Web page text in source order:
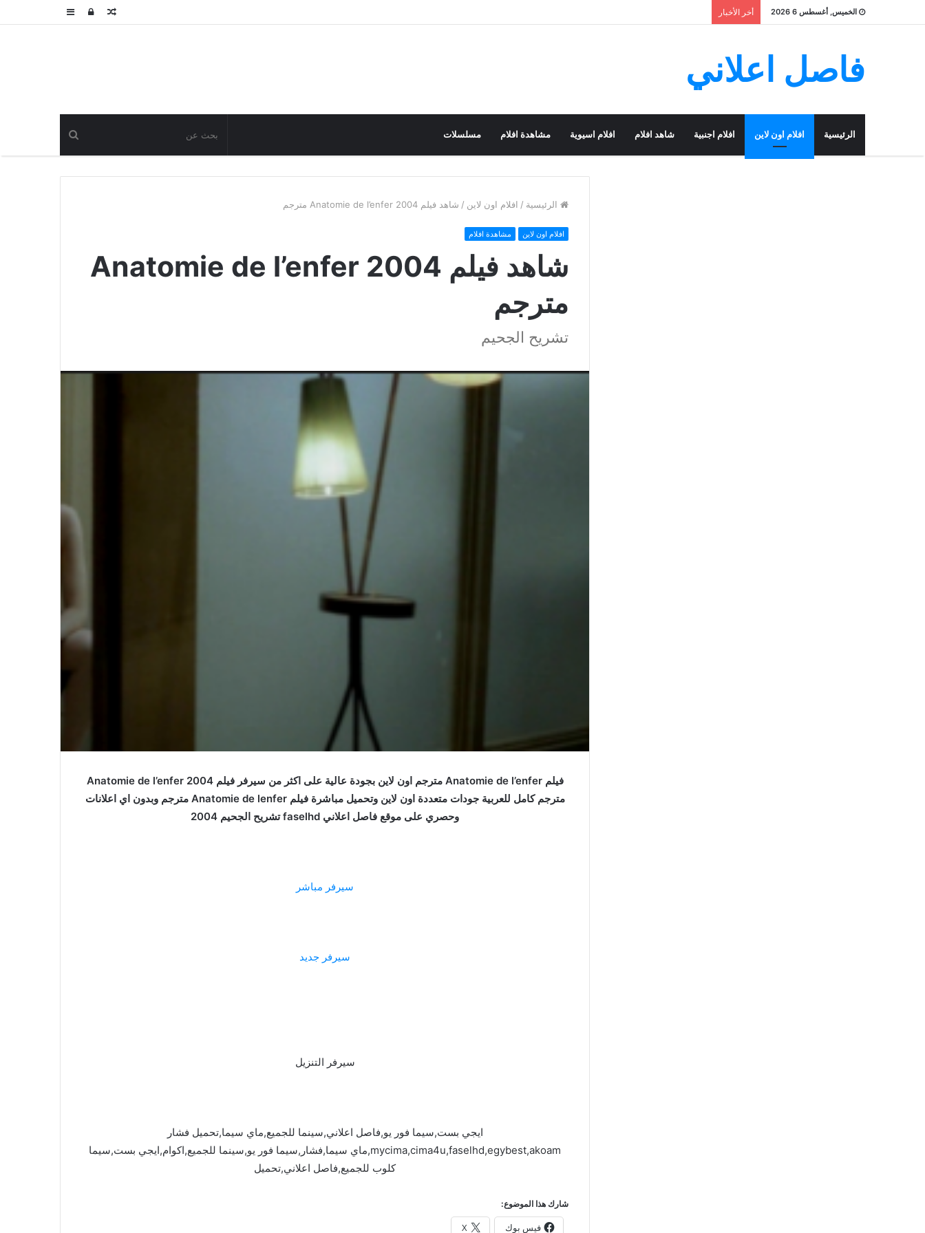
الخميس, أغسطس 6 2026 أخر الأخبار عمودتسجيلمقال
فاصل اعلاني
الرئيسية افلام اون لاين افلام اجنبية شاهد افلام افلام اسيوية مشاهدة افلام مسلسلات
الرئيسية / افلام اون لاين / شاهد فيلم Anatomie de l’enfer 2004 مترجم
افلام اون لاين مشاهدة افلام
شاهد فيلم Anatomie de l’enfer 2004
مترجم
تشريح الجحيم
فيلم Anatomie de l’enfer مترجم اون لاين بجودة عالية على اكثر من سيرفر فيلم Anatomie de l’enfer 2004
مترجم كامل للعربية جودات متعددة اون لاين وتحميل مباشرة فيلم Anatomie de lenfer مترجم وبدون اي اعلانات
وحصري على موقع فاصل اعلاني faselhd تشريح الجحيم 2004
سيرفر مباشر
سيرفر جديد
سيرفر التنزيل
ايجي بست,سيما فور يو,فاصل اعلاني,سينما للجميع,ماي سيما,تحميل فشار
mycima,cima4u,faselhd,egybest,akoam,ماي سيما,فشار,سيما فور يو,سينما للجميع,اكوام,ايجي بست,سيما
كلوب للجميع,فاصل اعلاني,تحميل
شارك هذا الموضوع:
فيس بوك X